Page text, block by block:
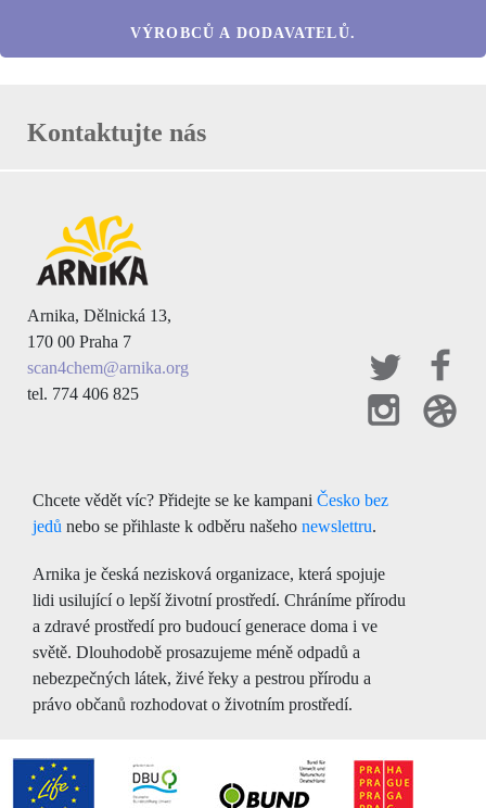
VÝROBCŮ A DODAVATELŮ.
Kontaktujte nás
Arnika, Dělnická 13,
170 00 Praha 7
scan4chem@arnika.org
tel. 774 406 825
Chcete vědět víc? Přidejte se ke kampani Česko bez
jedů nebo se přihlaste k odběru našeho newslettru.
Arnika je česká nezisková organizace, která spojuje
lidi usilující o lepší životní prostředí. Chráníme přírodu
a zdravé prostředí pro budoucí generace doma i ve
světě. Dlouhodobě prosazujeme méně odpadů a
nebezpečných látek, živé řeky a pestrou přírodu a
právo občanů rozhodovat o životním prostředí.